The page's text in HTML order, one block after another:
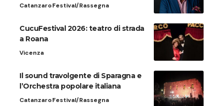
CatanzaroFestival/Rassegna
CucuFestival 2026: teatro di strada
a Roana
Vicenza
Il sound travolgente di Sparagna e
l’Orchestra popolare italiana
CatanzaroFestival/Rassegna